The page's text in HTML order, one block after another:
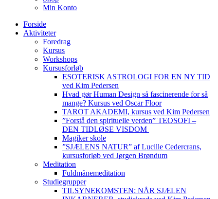
Min Konto
Forside
Aktiviteter
Foredrag
Kursus
Workshops
Kursusforløb
ESOTERISK ASTROLOGI FOR EN NY TID
ved Kim Pedersen
Hvad gør Human Design så fascinerende for så
mange? Kursus ved Oscar Floor
TAROT AKADEMI, kursus ved Kim Pedersen
”Forstå den spirituelle verden” TEOSOFI –
DEN TIDLØSE VISDOM
Magiker skole
”SJÆLENS NATUR” af Lucille Cedercrans,
kursusforløb ved Jørgen Brøndum
Meditation
Fuldmånemeditation
Studiegrupper
TILSYNEKOMSTEN: NÅR SJÆLEN